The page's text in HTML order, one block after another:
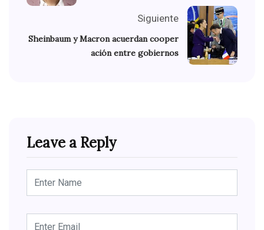
Siguiente
Sheinbaum y Macron acuerdan cooper
ación entre gobiernos
Leave a Reply